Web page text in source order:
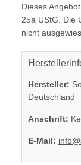
Dieses
25a UStG. Die
nicht
Hersteller:
Deutschland
Anschrift:
E-Mail: